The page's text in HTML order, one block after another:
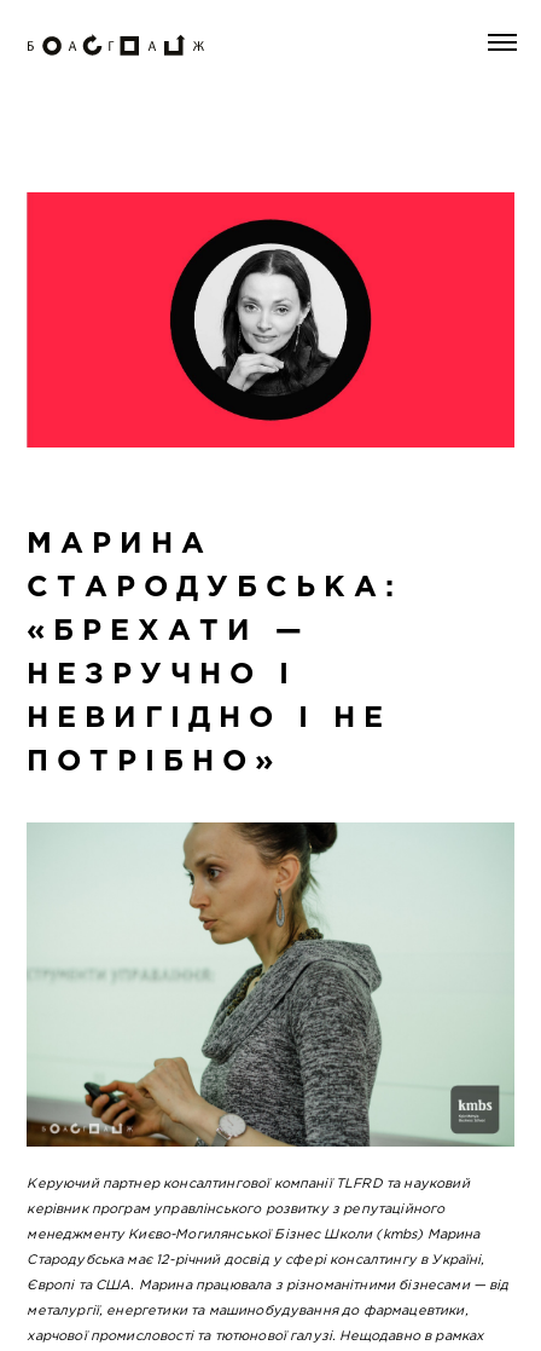
МАРИНА
СТАРОДУБСЬКА:
«БРЕХАТИ —
НЕЗРУЧНО І
НЕВИГІДНО І НЕ
ПОТРІБНО»
Керуючий партнер консалтингової компанії TLFRD та науковий
керівник програм управлінського розвитку з репутаційного
менеджменту Києво-Могилянської Бізнес Школи (kmbs) Марина
Стародубська має 12-річний досвід у сфері консалтингу в Україні,
Європі та США. Марина працювала з різноманітними бізнесами — від
металургії, енергетики та машинобудування до фармацевтики,
харчової промисловості та тютюнової галузі. Нещодавно в рамках